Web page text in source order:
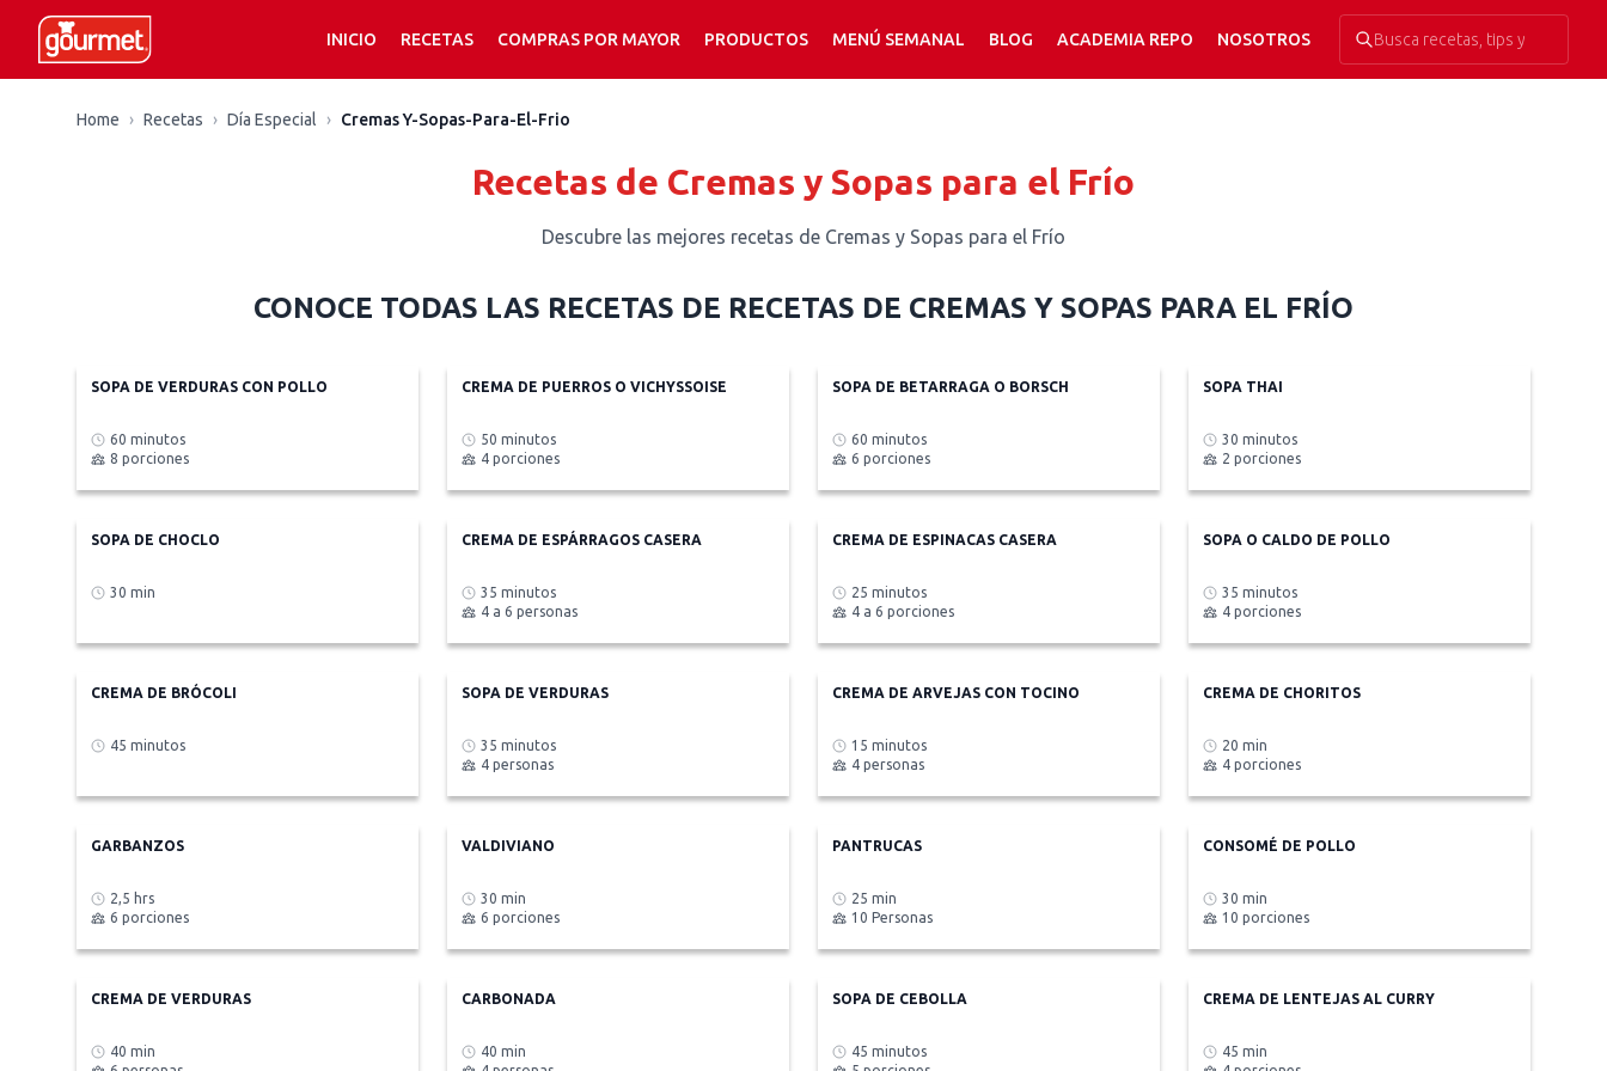
INICIO RECETAS COMPRAS POR MAYOR PRODUCTOS MENÚ SEMANAL BLOG ACADEMIA REPO NOSOTROS
Home › Recetas › Día Especial › Cremas Y-Sopas-Para-El-Frio
Recetas de Cremas y Sopas para el Frío
Descubre las mejores recetas de Cremas y Sopas para el Frío
CONOCE TODAS LAS RECETAS DE RECETAS DE CREMAS Y SOPAS PARA EL FRÍO
SOPA DE VERDURAS CON POLLO
60 minutos
8 porciones
CREMA DE PUERROS O VICHYSSOISE
50 minutos
4 porciones
SOPA DE BETARRAGA O BORSCH
60 minutos
6 porciones
SOPA THAI
30 minutos
2 porciones
SOPA DE CHOCLO
30 min
CREMA DE ESPÁRRAGOS CASERA
35 minutos
4 a 6 personas
CREMA DE ESPINACAS CASERA
25 minutos
4 a 6 porciones
SOPA O CALDO DE POLLO
35 minutos
4 porciones
CREMA DE BRÓCOLI
45 minutos
SOPA DE VERDURAS
35 minutos
4 personas
CREMA DE ARVEJAS CON TOCINO
15 minutos
4 personas
CREMA DE CHORITOS
20 min
4 porciones
GARBANZOS
2,5 hrs
6 porciones
VALDIVIANO
30 min
6 porciones
PANTRUCAS
25 min
10 Personas
CONSOMÉ DE POLLO
30 min
10 porciones
CREMA DE VERDURAS
40 min
CARBONADA
40 min
SOPA DE CEBOLLA
45 minutos
CREMA DE LENTEJAS AL CURRY
45 min